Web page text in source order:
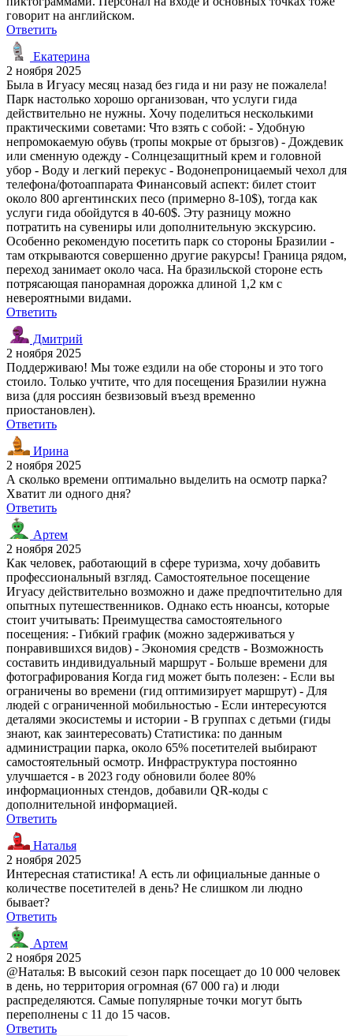
говорит на английском.
Ответить
Екатерина
2 ноября 2025
Была в Игуасу месяц назад без гида и ни разу не пожалела!
Парк настолько хорошо организован, что услуги гида
действительно не нужны. Хочу поделиться несколькими
практическими советами: Что взять с собой: - Удобную
непромокаемую обувь (тропы мокрые от брызгов) - Дождевик
или сменную одежду - Солнцезащитный крем и головной
убор - Воду и легкий перекус - Водонепроницаемый чехол для
телефона/фотоаппарата Финансовый аспект: билет стоит
около 800 аргентинских песо (примерно 8-10$), тогда как
услуги гида обойдутся в 40-60$. Эту разницу можно
потратить на сувениры или дополнительную экскурсию.
Особенно рекомендую посетить парк со стороны Бразилии -
там открываются совершенно другие ракурсы! Граница рядом,
переход занимает около часа. На бразильской стороне есть
потрясающая панорамная дорожка длиной 1,2 км с
невероятными видами.
Ответить
Дмитрий
2 ноября 2025
Поддерживаю! Мы тоже ездили на обе стороны и это того
стоило. Только учтите, что для посещения Бразилии нужна
виза (для россиян безвизовый въезд временно
приостановлен).
Ответить
Ирина
2 ноября 2025
А сколько времени оптимально выделить на осмотр парка?
Хватит ли одного дня?
Ответить
Артем
2 ноября 2025
Как человек, работающий в сфере туризма, хочу добавить
профессиональный взгляд. Самостоятельное посещение
Игуасу действительно возможно и даже предпочтительно для
опытных путешественников. Однако есть нюансы, которые
стоит учитывать: Преимущества самостоятельного
посещения: - Гибкий график (можно задерживаться у
понравившихся видов) - Экономия средств - Возможность
составить индивидуальный маршрут - Больше времени для
фотографирования Когда гид может быть полезен: - Если вы
ограничены во времени (гид оптимизирует маршрут) - Для
людей с ограниченной мобильностью - Если интересуются
деталями экосистемы и истории - В группах с детьми (гиды
знают, как заинтересовать) Статистика: по данным
администрации парка, около 65% посетителей выбирают
самостоятельный осмотр. Инфраструктура постоянно
улучшается - в 2023 году обновили более 80%
информационных стендов, добавили QR-коды с
дополнительной информацией.
Ответить
Наталья
2 ноября 2025
Интересная статистика! А есть ли официальные данные о
количестве посетителей в день? Не слишком ли людно
бывает?
Ответить
Артем
2 ноября 2025
@Наталья: В высокий сезон парк посещает до 10 000 человек
в день, но территория огромная (67 000 га) и люди
распределяются. Самые популярные точки могут быть
переполнены с 11 до 15 часов.
Ответить